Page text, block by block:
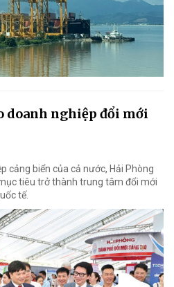
doanh nghiệp đổi mới
cảng biển của cả nước, Hải Phòng
tiêu trở thành trung tâm đổi mới
tế.